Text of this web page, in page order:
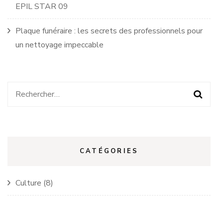
EPIL STAR 09
Plaque funéraire : les secrets des professionnels pour
un nettoyage impeccable
Rechercher :
CATÉGORIES
Culture (8)